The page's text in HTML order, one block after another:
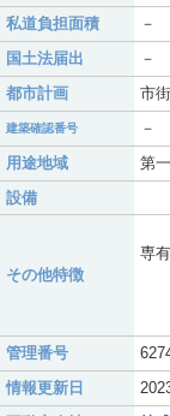
私道負担面積
－
国土法届出
－
都市計画
市
建築確認番号
－
用途地域
第
設備
その他特徴
専
管理番号
情報更新日